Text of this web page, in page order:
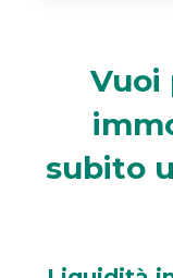
Vuoi
subito